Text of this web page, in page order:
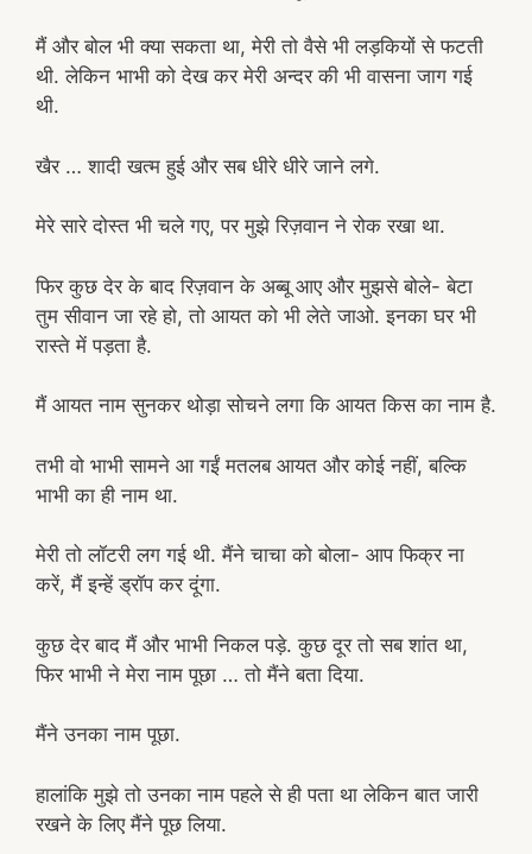
मैं और बोल भी क्या सकता था, मेरी तो वैसे भी लड़कियों से फटती
थी. लेकिन भाभी को देख कर मेरी अन्दर की भी वासना जाग गई
थी.
खैर … शादी खत्म हुई और सब धीरे धीरे जाने लगे.
मेरे सारे दोस्त भी चले गए, पर मुझे रिज़वान ने रोक रखा था.
फिर कुछ देर के बाद रिज़वान के अब्बू आए और मुझसे बोले- बेटा
तुम सीवान जा रहे हो, तो आयत को भी लेते जाओ. इनका घर भी
रास्ते में पड़ता है.
मैं आयत नाम सुनकर थोड़ा सोचने लगा कि आयत किस का नाम है.
तभी वो भाभी सामने आ गईं मतलब आयत और कोई नहीं, बल्कि
भाभी का ही नाम था.
मेरी तो लॉटरी लग गई थी. मैंने चाचा को बोला- आप फिक्र ना
करें, मैं इन्हें ड्रॉप कर दूंगा.
कुछ देर बाद मैं और भाभी निकल पड़े. कुछ दूर तो सब शांत था,
फिर भाभी ने मेरा नाम पूछा … तो मैंने बता दिया.
मैंने उनका नाम पूछा.
हालांकि मुझे तो उनका नाम पहले से ही पता था लेकिन बात जारी
रखने के लिए मैंने पूछ लिया.